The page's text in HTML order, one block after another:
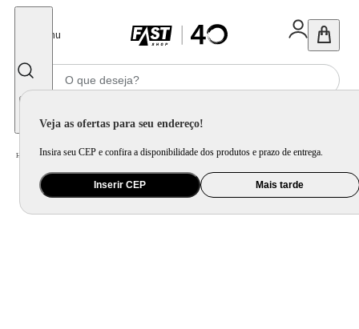
Menu
Veja as ofertas para seu endereço!
Insira seu CEP e confira a disponibilidade dos produtos e prazo de entrega.
Inserir CEP Mais tarde
Home Ferramenta e Jardim / Cortador de Grama e Aparador / Soprador Térmico Vonder 1500w STV 150N Profissional